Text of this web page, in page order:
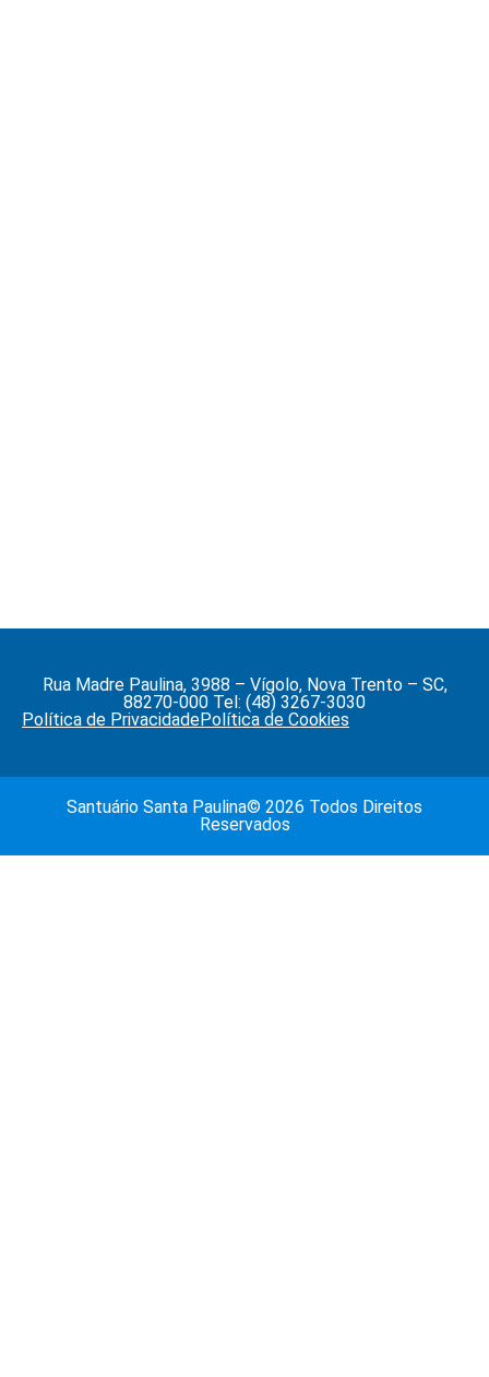
Rua Madre Paulina, 3988 – Vígolo, Nova Trento – SC,
88270-000 Tel: (48) 3267-3030
Política de PrivacidadePolítica de Cookies
Santuário Santa Paulina© 2026 Todos Direitos
Reservados